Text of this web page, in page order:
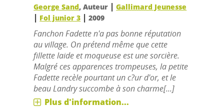
George Sand, Auteur |Gallimard Jeunesse
| Fol junior 3 |2009
Fanchon Fadette n'a pas bonne réputation
au village. On prétend même que cette
fillette laide et moqueuse est une sorcière.
Malgré ces apparences trompeuses, la petite
Fadette recèle pourtant un c?ur d'or, et le
beau Landry succombe à son charme[...]
Plus d'information...